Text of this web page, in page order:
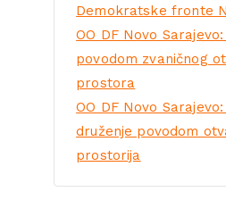
Demokratske fronte
OO DF Novo
povodom zvaničnog
prostora
OO DF Novo
druženje povodom
prostorija